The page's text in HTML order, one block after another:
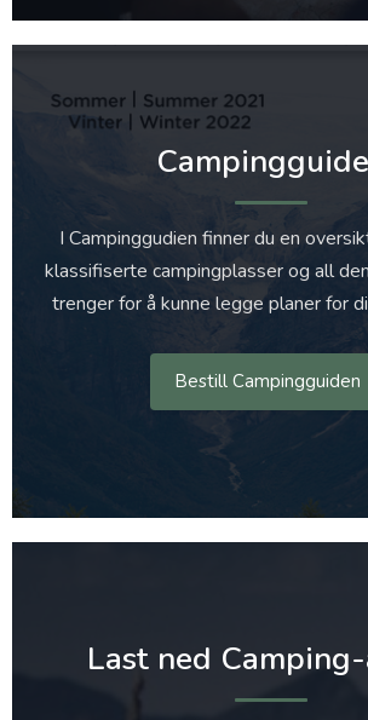
I Campinggudien finner du en
klassifiserte campingplasser og all
trenger for å kunne legge planer for
Bestill Campingguiden
Last ned